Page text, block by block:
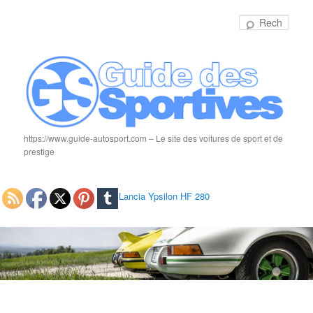
https://www.guide-autosport.com – Le site des voitures de sport et de
prestige
Lancia Ypsilon HF 280